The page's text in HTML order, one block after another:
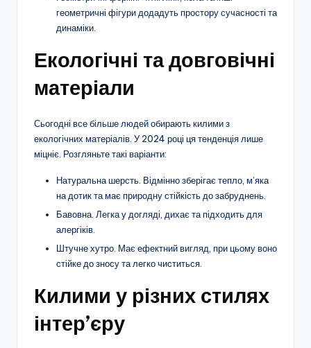
геометричні фігури додадуть простору сучасності та
динаміки.
Екологічні та довговічні
матеріали
Сьогодні все більше людей обирають килими з
екологічних матеріалів. У 2024 році ця тенденція лише
міцніє. Розгляньте такі варіанти:
Натуральна шерсть. Відмінно зберігає тепло, м’яка
на дотик та має природну стійкість до забруднень.
Бавовна. Легка у догляді, дихає та підходить для
алергіків.
Штучне хутро. Має ефектний вигляд, при цьому воно
стійке до зносу та легко чиститься.
Килими у різних стилях
інтер’єру